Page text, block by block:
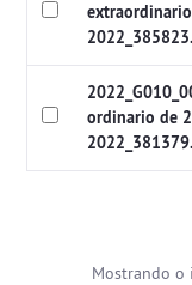
ordinario de
Mostrando o